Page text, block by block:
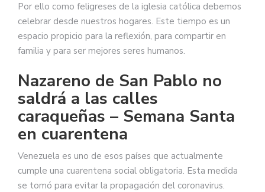
Por ello como feligreses de la iglesia católica debemos
celebrar desde nuestros hogares. Este tiempo es un
espacio propicio para la reflexión, para compartir en
familia y para ser mejores seres humanos.
Nazareno de San Pablo no
saldrá a las calles
caraqueñas – Semana Santa
en cuarentena
Venezuela es uno de esos países que actualmente
cumple una cuarentena social obligatoria. Esta medida
se tomó para evitar la propagación del coronavirus.